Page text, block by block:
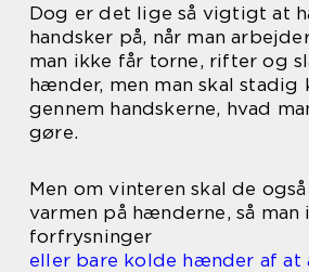
Dog er det lige så vigtigt at
handsker på, når man
man ikke får torne, rifter og
hænder, men man skal stadig
gennem handskerne, hvad
gøre.
Men om vinteren skal de
varmen på hænderne, så man
forfrysninger
eller bare kolde hænder af at